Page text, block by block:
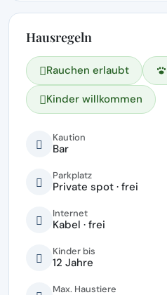
Hausregeln
Rauchen erlaubt
Kinder willkommen
Kaution
Bar
Parkplatz
Private spot · frei
Internet
Kabel · frei
Kinder bis
12 Jahre
Max. Haustiere